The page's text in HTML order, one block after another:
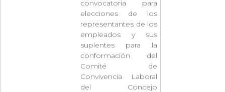
convocatoria para
elecciones de los
representantes de los
empleados y sus
suplentes para la
conformación del
Comité de
Convivencia Laboral
del Concejo